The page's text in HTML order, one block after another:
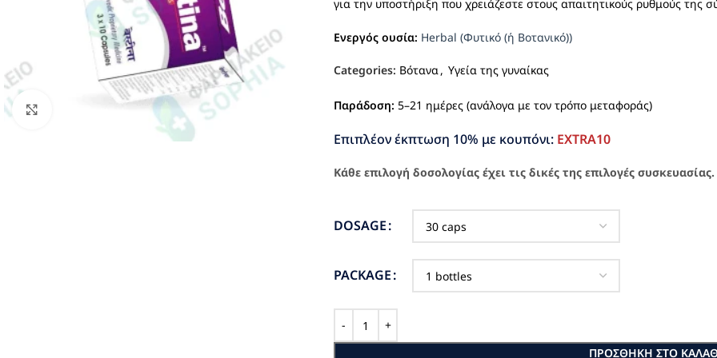
Click to enlarge
για την υποστήριξη που χρειάζεστε στους απαιτητικούς ρυθμούς της
Ενεργός ουσία: Herbal (Φυτικό (ή Βοτανικό))
Categories: Βότανα, Υγεία της γυναίκας
Παράδοση: 5–21 ημέρες (ανάλογα με τον τρόπο μεταφοράς)
Επιπλέον έκπτωση 10% με κουπόνι: EXTRA10
Κάθε επιλογή δοσολογίας έχει τις δικές της επιλογές συσκευασίας.
DOSAGE
PACKAGE
ΠΡΟΣΘΉΚΗ ΣΤΟ